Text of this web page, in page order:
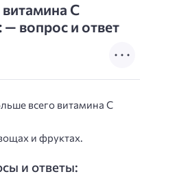
С
вопрос и ответ
всего витамина С
и фруктах.
и ответы: